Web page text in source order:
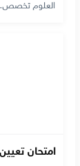
العلوم
امتحان تعيين